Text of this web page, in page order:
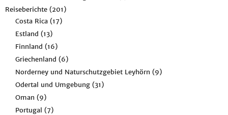
Reiseberichte (201)
Costa Rica (17)
Estland (13)
Finnland (16)
Griechenland (6)
Norderney und Naturschutzgebiet Leyhörn (9)
Odertal und Umgebung (31)
Oman (9)
Portugal (7)